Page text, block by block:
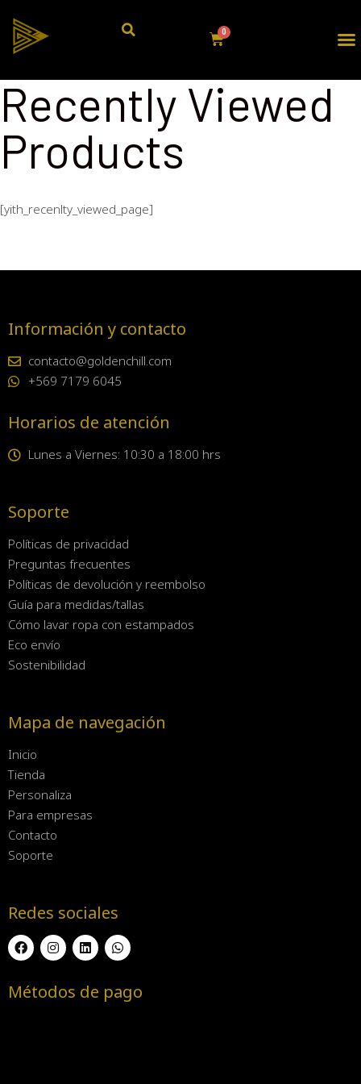
Recently Viewed
Products
[yith_recenlty_viewed_page]
Información y contacto
contacto@goldenchill.com
+569 7179 6045
Horarios de atención
Lunes a Viernes: 10:30 a 18:00 hrs
Soporte
Políticas de privacidad
Preguntas frecuentes
Políticas de devolución y reembolso
Guía para medidas/tallas
Cómo lavar ropa con estampados
Eco envío
Sostenibilidad
Mapa de navegación
Inicio
Tienda
Personaliza
Para empresas
Contacto
Soporte
Redes sociales
Métodos de pago